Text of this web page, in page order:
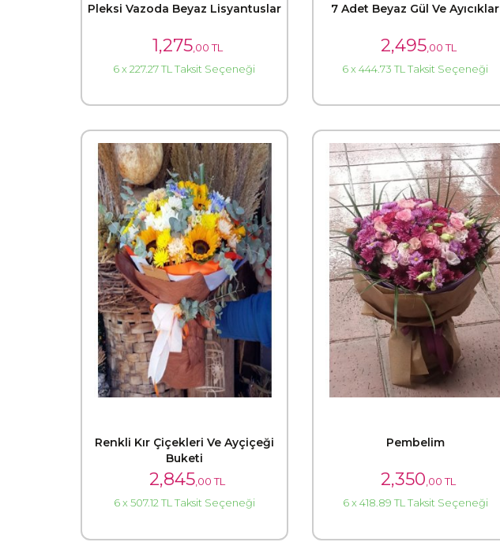
Pleksi Vazoda Beyaz Lisyantuslar
1,275,00 TL
6 x 227.27 TL Taksit Seçeneği
7 Adet Beyaz Gül Ve Ayıcıklar
2,495,00 TL
6 x 444.73 TL Taksit Seçeneği
Renkli Kır Çiçekleri Ve Ayçiçeği
Buketi
2,845,00 TL
6 x 507.12 TL Taksit Seçeneği
Pembelim
2,350,00 TL
6 x 418.89 TL Taksit Seçeneği